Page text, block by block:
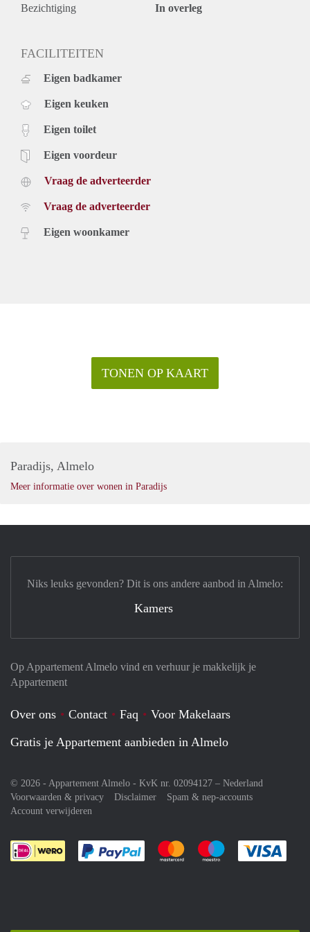
Bezichtiging In overleg
FACILITEITEN
Eigen badkamer
Eigen keuken
Eigen toilet
Eigen voordeur
Vraag de adverteerder
Vraag de adverteerder
Eigen woonkamer
TONEN OP KAART
Paradijs, Almelo
Meer informatie over wonen in Paradijs
Op Appartement Almelo vind en verhuur je makkelijk je
Appartement
Over ons Contact Faq
Voor Makelaars
Gratis je Appartement aanbieden in Almelo
© 2026 - Appartement Almelo - KvK nr. 02094127 – Nederland
Voorwaarden & privacy
Disclaimer
Spam & nep-accounts
Account verwijderen
Je rekent gemakkelijk af met Paypal
Je rekent gemakkelijk af met
Je rekent
Niks leuks gevonden? Dit is ons andere aanbod in Almelo:
Kamers